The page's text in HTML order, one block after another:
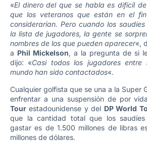
«El dinero del que se habla es difícil
que los veteranos que están en el
considerarían. Pero cuando los
la lista de jugadores, la gente se
nombres de los que pueden aparecer«,
a Phil Mickelson, a la pregunta de si
dijo: «Casi todos los jugadores entre
mundo han sido contactados«.
Cualquier golfista que se una a la Super
enfrentar a una suspensión de por
Tour estadounidense y del DP World
que la cantidad total que los
gastar es de 1.500 millones de libras
millones de dólares.